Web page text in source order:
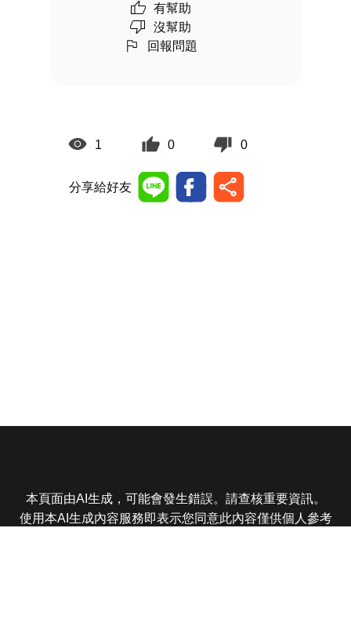
有幫助
沒幫助
回報問題
1 0 0
分享給好友
本頁面由AI生成，可能會發生錯誤。請查核重要資訊。
使用本AI生成內容服務即表示您同意此內容僅供個人參考